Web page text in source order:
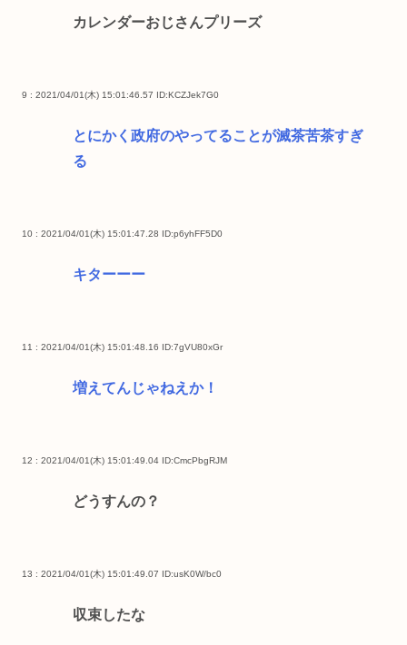
カレンダーおじさんプリーズ
9 : 2021/04/01(木) 15:01:46.57 ID:KCZJek7G0
とにかく政府のやってることが滅茶苦茶すぎ
る
10 : 2021/04/01(木) 15:01:47.28 ID:p6yhFF5D0
キターーー
11 : 2021/04/01(木) 15:01:48.16 ID:7gVU80xGr
増えてんじゃねえか！
12 : 2021/04/01(木) 15:01:49.04 ID:CmcPbgRJM
どうすんの？
13 : 2021/04/01(木) 15:01:49.07 ID:usK0W/bc0
収束したな